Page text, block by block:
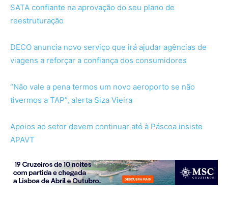
SATA confiante na aprovação do seu plano de
reestruturação
DECO anuncia novo serviço que irá ajudar agências de
viagens a reforçar a confiança dos consumidores
“Não vale a pena termos um novo aeroporto se não
tivermos a TAP”, alerta Siza Vieira
Apoios ao setor devem continuar até à Páscoa insiste
APAVT